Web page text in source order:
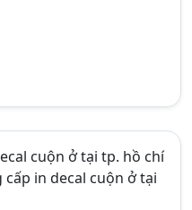
cuộn ở tại tp. hồ chí
in decal cuộn ở tại